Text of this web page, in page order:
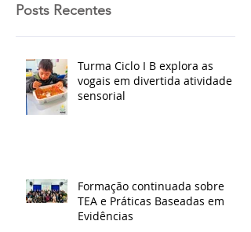
Posts Recentes
Turma Ciclo I B explora as
vogais em divertida atividade
sensorial
Formação continuada sobre
TEA e Práticas Baseadas em
Evidências